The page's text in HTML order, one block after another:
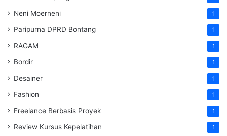
Neni Moerneni 1
Paripurna DPRD Bontang 1
RAGAM 1
Bordir 1
Desainer 1
Fashion 1
Freelance Berbasis Proyek 1
Review Kursus Kepelatihan 1